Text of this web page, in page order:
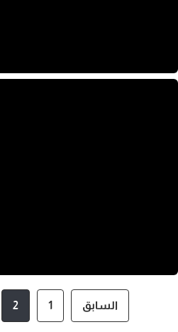
السابق 1
2